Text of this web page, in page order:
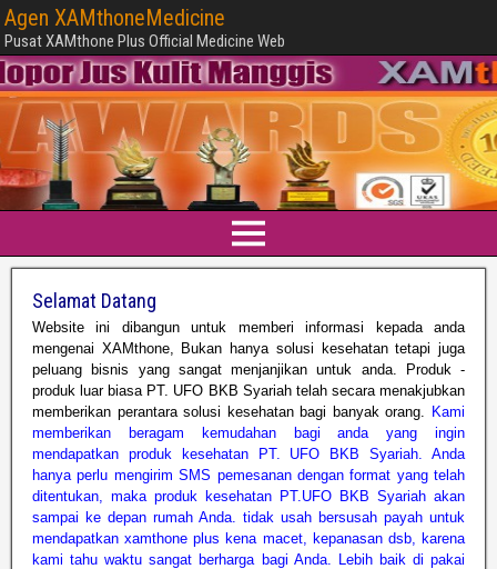
Agen XAMthoneMedicine
Pusat XAMthone Plus Official Medicine Web
Selamat Datang
Website ini dibangun untuk memberi informasi kepada anda
mengenai XAMthone, Bukan hanya solusi kesehatan tetapi juga
peluang bisnis yang sangat menjanjikan untuk anda. Produk -
produk luar biasa PT. UFO BKB Syariah telah secara menakjubkan
memberikan perantara solusi kesehatan bagi banyak orang. Kami
memberikan beragam kemudahan bagi anda yang ingin
mendapatkan produk kesehatan PT. UFO BKB Syariah. Anda
hanya perlu mengirim SMS pemesanan dengan format yang telah
ditentukan, maka produk kesehatan PT.UFO BKB Syariah akan
sampai ke depan rumah Anda. tidak usah bersusah payah untuk
mendapatkan xamthone plus kena macet, kepanasan dsb, karena
kami tahu waktu sangat berharga bagi Anda. Lebih baik di pakai